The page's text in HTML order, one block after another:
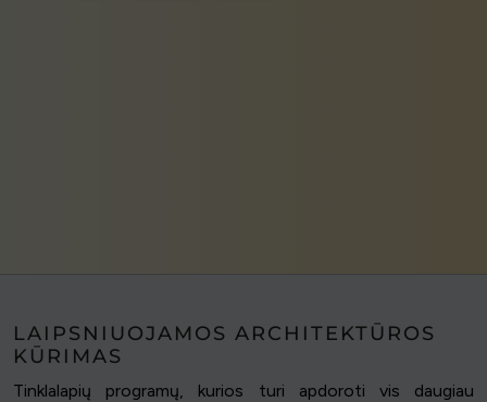
LAIPSNIUOJAMOS ARCHITEKTŪROS
KŪRIMAS
Tinklalapių programų, kurios turi apdoroti vis daugiau